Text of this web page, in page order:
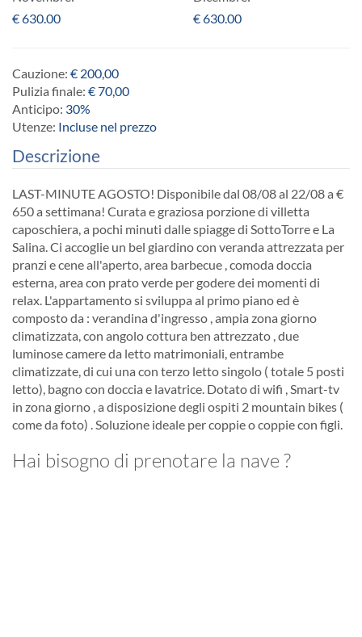
€630.00
€630.00
Cauzione: € 200,00
Pulizia finale: € 70,00
Anticipo: 30%
Utenze: Incluse nel prezzo
Descrizione
LAST-MINUTE AGOSTO! Disponibile dal 08/08 al 22/08 a €
650 a settimana! Curata e graziosa porzione di villetta
caposchiera, a pochi minuti dalle spiagge di SottoTorre e La
Salina. Ci accoglie un bel giardino con veranda attrezzata per
pranzi e cene all'aperto, area barbecue , comoda doccia
esterna, area con prato verde per godere dei momenti di
relax. L'appartamento si sviluppa al primo piano ed è
composto da : verandina d'ingresso , ampia zona giorno
climatizzata, con angolo cottura ben attrezzato , due
luminose camere da letto matrimoniali, entrambe
climatizzate, di cui una con terzo letto singolo ( totale 5 posti
letto), bagno con doccia e lavatrice. Dotato di wifi , Smart-tv
in zona giorno , a disposizione degli ospiti 2 mountain bikes (
come da foto) . Soluzione ideale per coppie o coppie con figli.
Hai bisogno di prenotare la nave ?